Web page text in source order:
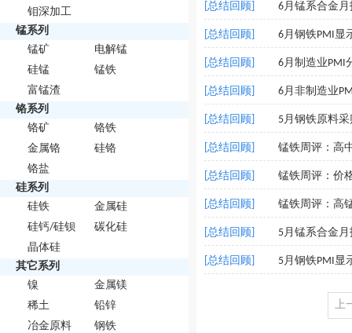
钼深加工
锰系列
锰矿
电解锰
硅锰
锰铁
富锰渣
铬系列
铬矿
铬铁
金属铬
硅铬
铬盐
硅系列
硅铁
金属硅
硅钙/硅钡
碳化硅
晶体硅
其它系列
镍
金属镁
稀土
铅锌
冶金原料
钢铁
[总结回顾] 6月锰系合金
[总结回顾] 6月钢铁PMI显
[总结回顾] 6月制造业PMI
[总结回顾] 6月非制造业
[总结回顾] 5月钢铁原料
[总结回顾] 锰铁周评：高
[总结回顾] 锰铁周评：价
[总结回顾] 锰铁周评：高
[总结回顾] 5月锰系合金
[总结回顾] 5月钢铁PMI显
上